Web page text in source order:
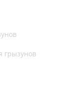
грызунов